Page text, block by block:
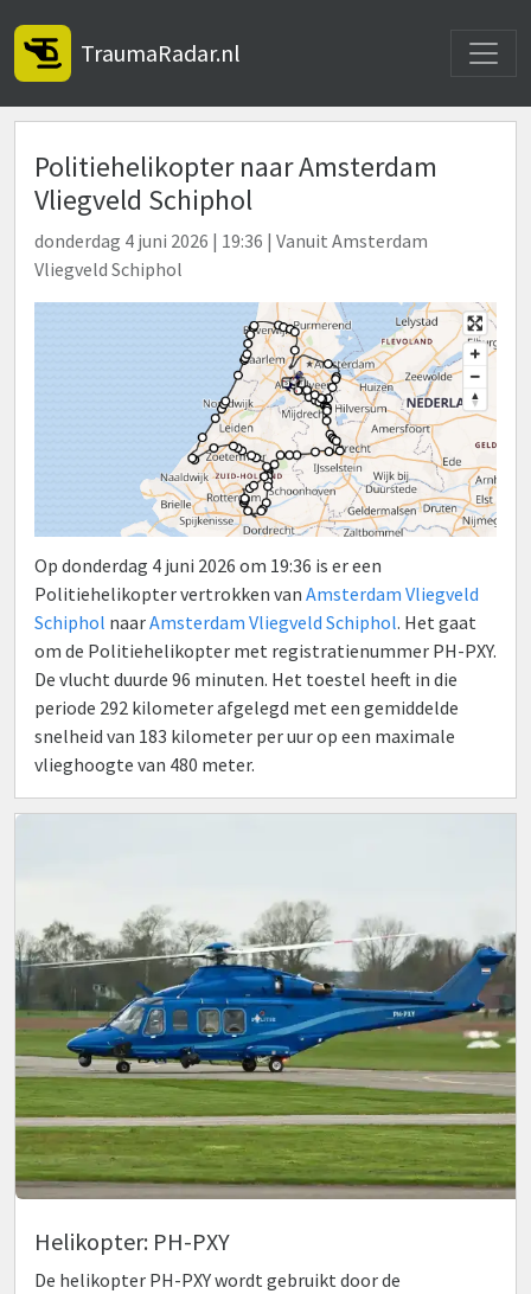
TraumaRadar.nl
Politiehelikopter naar Amsterdam
Vliegveld Schiphol
donderdag 4 juni 2026 | 19:36 | Vanuit Amsterdam
Vliegveld Schiphol
Op donderdag 4 juni 2026 om 19:36 is er een
Politiehelikopter vertrokken van Amsterdam Vliegveld
Schiphol naarAmsterdam Vliegveld Schiphol. Het gaat
om de Politiehelikopter met registratienummer PH-PXY.
De vlucht duurde 96 minuten. Het toestel heeft in die
periode 292 kilometer afgelegd met een gemiddelde
snelheid van 183 kilometer per uur op een maximale
vlieghoogte van 480 meter.
Helikopter: PH-PXY
De helikopter PH-PXY wordt gebruikt door de